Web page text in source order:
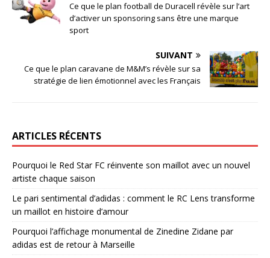
Ce que le plan football de Duracell révèle sur l’art
d’activer un sponsoring sans être une marque
sport
SUIVANT
Ce que le plan caravane de M&M’s révèle sur sa
stratégie de lien émotionnel avec les Français
ARTICLES RÉCENTS
Pourquoi le Red Star FC réinvente son maillot avec un nouvel
artiste chaque saison
Le pari sentimental d’adidas : comment le RC Lens transforme
un maillot en histoire d’amour
Pourquoi l’affichage monumental de Zinedine Zidane par
adidas est de retour à Marseille